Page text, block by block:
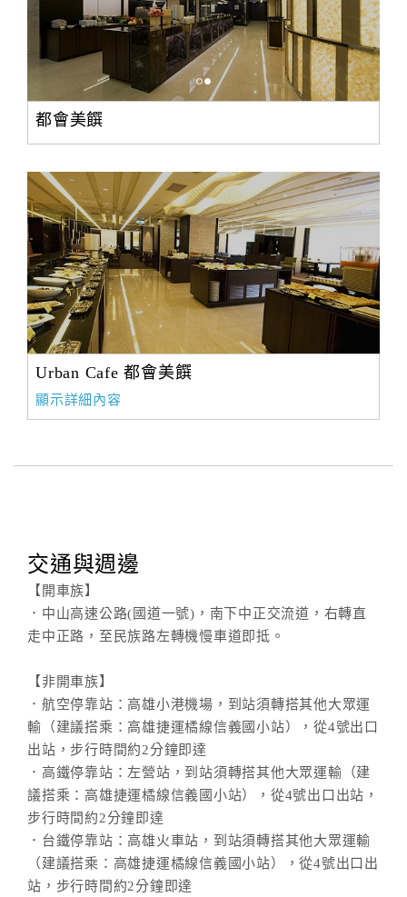
都會美饌
Urban Cafe 都會美饌
顯示詳細內容
交通與週邊
【開車族】
．中山高速公路(國道一號)，南下中正交流道，右轉直
走中正路，至民族路左轉機慢車道即抵。
【非開車族】
．航空停靠站：高雄小港機場，到站須轉搭其他大眾運
輸（建議搭乘：高雄捷運橘線信義國小站），從4號出口
出站，步行時間約2分鐘即達
．高鐵停靠站：左營站，到站須轉搭其他大眾運輸（建
議搭乘：高雄捷運橘線信義國小站），從4號出口出站，
步行時間約2分鐘即達
．台鐵停靠站：高雄火車站，到站須轉搭其他大眾運輸
（建議搭乘：高雄捷運橘線信義國小站），從4號出口出
站，步行時間約2分鐘即達